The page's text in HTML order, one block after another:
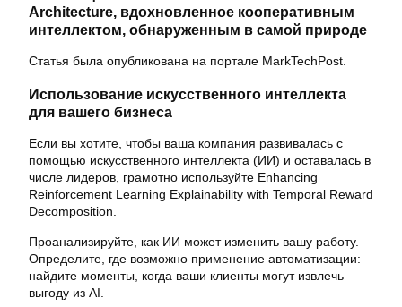
Architecture, вдохновленное кооперативным
интеллектом, обнаруженным в самой природе
Статья была опубликована на портале MarkTechPost.
Использование искусственного интеллекта
для вашего бизнеса
Если вы хотите, чтобы ваша компания развивалась с
помощью искусственного интеллекта (ИИ) и оставалась в
числе лидеров, грамотно используйте Enhancing
Reinforcement Learning Explainability with Temporal Reward
Decomposition.
Проанализируйте, как ИИ может изменить вашу работу.
Определите, где возможно применение автоматизации:
найдите моменты, когда ваши клиенты могут извлечь
выгоду из AI.